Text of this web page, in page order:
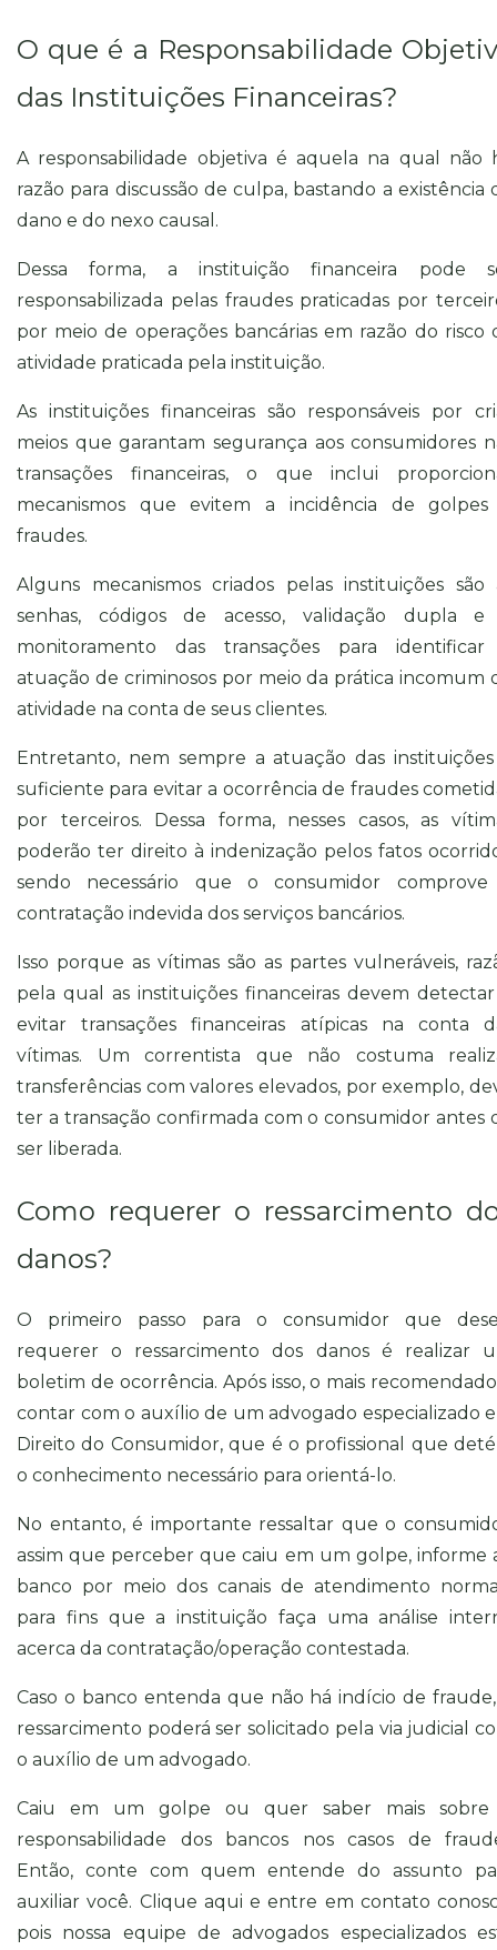
O que é a Responsabilidade
das Instituições Financeiras?
A responsabilidade objetiva é aquela na qual não
razão para discussão de culpa, bastando a existência
dano e do nexo causal.
Dessa forma, a instituição financeira pode
responsabilizada pelas fraudes praticadas por
por meio de operações bancárias em razão do risco
atividade praticada pela instituição.
As instituições financeiras são responsáveis por
meios que garantam segurança aos consumidores
transações financeiras, o que inclui
mecanismos que evitem a incidência de
fraudes.
Alguns mecanismos criados pelas instituições são
senhas, códigos de acesso, validação dupla
monitoramento das transações para
atuação de criminosos por meio da prática incomum
atividade na conta de seus clientes.
Entretanto, nem sempre a atuação das
suficiente para evitar a ocorrência de fraudes
por terceiros. Dessa forma, nesses casos, as
poderão ter direito à indenização pelos fatos
sendo necessário que o consumidor
contratação indevida dos serviços bancários.
Isso porque as vítimas são as partes vulneráveis,
pela qual as instituições financeiras devem
evitar transações financeiras atípicas na conta
vítimas. Um correntista que não costuma
transferências com valores elevados, por exemplo,
ter a transação confirmada com o consumidor antes
ser liberada.
Como requerer o ressarcimento
danos?
O primeiro passo para o consumidor que
requerer o ressarcimento dos danos é realizar
boletim de ocorrência. Após isso, o mais
contar com o auxílio de um advogado especializado
Direito do Consumidor, que é o profissional que
o conhecimento necessário para orientá-lo.
No entanto, é importante ressaltar que o
assim que perceber que caiu em um golpe, informe
banco por meio dos canais de atendimento
para fins que a instituição faça uma análise
acerca da contratação/operação contestada.
Caso o banco entenda que não há indício de
ressarcimento poderá ser solicitado pela via judicial
o auxílio de um advogado.
Caiu em um golpe ou quer saber mais
responsabilidade dos bancos nos casos de
Então, conte com quem entende do assunto
auxiliar você. Clique aqui e entre em contato
pois nossa equipe de advogados especializados